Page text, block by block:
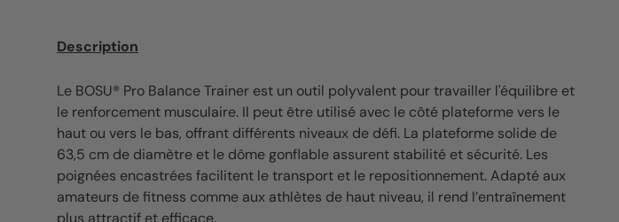
Description
Le BOSU® Pro Balance Trainer est un outil polyvalent pour travailler l'équilibre et
le renforcement musculaire. Il peut être utilisé avec le côté plateforme vers le
haut ou vers le bas, offrant différents niveaux de défi. La plateforme solide de
63,5 cm de diamètre et le dôme gonflable assurent stabilité et sécurité. Les
poignées encastrées facilitent le transport et le repositionnement. Adapté aux
amateurs de fitness comme aux athlètes de haut niveau, il rend l’entraînement
plus attractif et efficace.